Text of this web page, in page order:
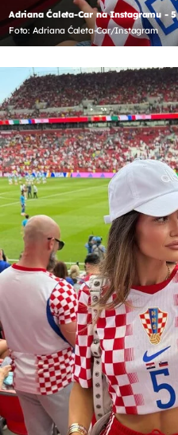
Adriana Ćaleta-Car na Instagramu - 5
Foto: Adriana Ćaleta-Car/Instagram